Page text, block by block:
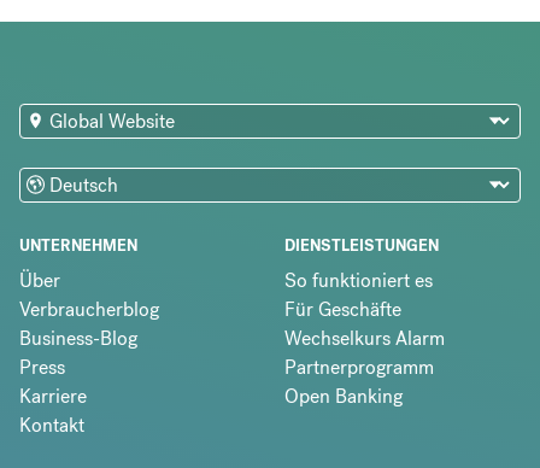
UNTERNEHMEN
Über
Verbraucherblog
Business-Blog
Press
Karriere
Kontakt
DIENSTLEISTUNGEN
So funktioniert es
Für Geschäfte
Wechselkurs Alarm
Partnerprogramm
Open Banking